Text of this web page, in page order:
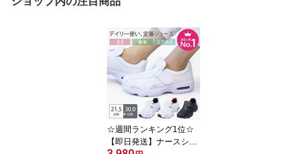
☆週間ランキング1位☆
【即日発送】ナースシュ